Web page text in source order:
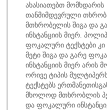
ახასიათებთ მომხდარის
თანმიმდევრული
მთხრობელის შიგა და
ინსტანციის მიერ.
ფოკალური ტექსტები
მეტი შიგა და გარე
ინსტანციის მიერ არის
ორივე ტიპის
ტექსტებს
მხოლოდ მთხრობლის
და ფოკალური